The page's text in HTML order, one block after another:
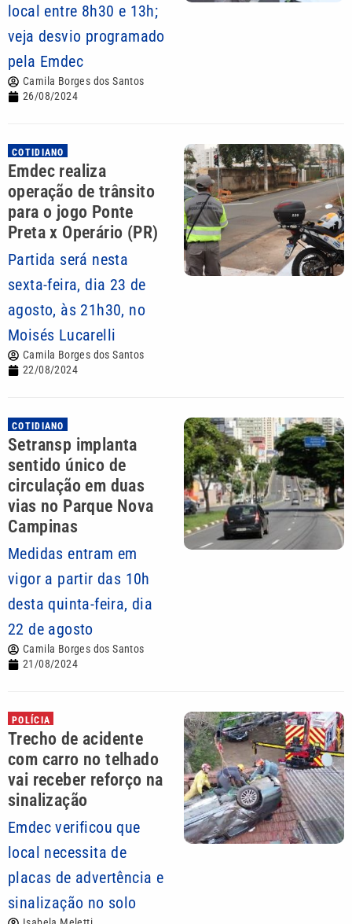
local entre 8h30 e 13h;
veja desvio programado
pela Emdec
Camila Borges dos Santos
26/08/2024
COTIDIANO
Emdec realiza
operação de trânsito
para o jogo Ponte
Preta x Operário (PR)
Partida será nesta
sexta-feira, dia 23 de
agosto, às 21h30, no
Moisés Lucarelli
Camila Borges dos Santos
22/08/2024
COTIDIANO
Setransp implanta
sentido único de
circulação em duas
vias no Parque Nova
Campinas
Medidas entram em
vigor a partir das 10h
desta quinta-feira, dia
22 de agosto
Camila Borges dos Santos
21/08/2024
POLÍCIA
Trecho de acidente
com carro no telhado
vai receber reforço na
sinalização
Emdec verificou que
local necessita de
placas de advertência e
sinalização no solo